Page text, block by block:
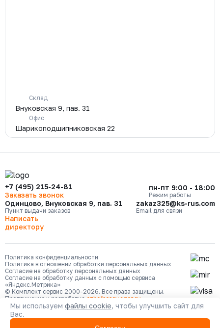
Склад
Внуковская 9, пав. 31
Офис
Шарикоподшипниковская 22
+7 (495) 215-24-81
Заказать звонок
пн-пт 9:00 - 18:00
Режим работы
Одинцово, Внуковская 9, пав. 31
Пункт выдачи заказов
zakaz325@ks-rus.com
Email для связи
Написать
директору
Политика конфиденциальности
Политика в отношении обработки персональных данных
Согласие на обработку персональных данных
Согласие на обработку данных с помощью сервиса
«Яндекс.Метрика»
© Комплект сервис 2000-2026. Все права защищены.
Продвижение и разработка ozhgibesov.agency
Мы используем файлы cookie, чтобы улучшить сайт для
Вас.